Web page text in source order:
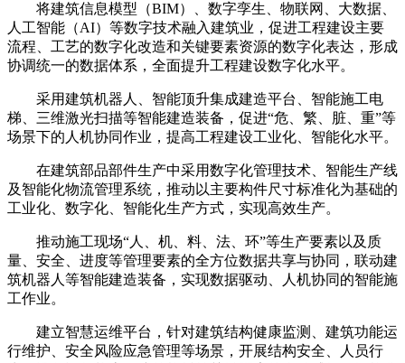
将建筑信息模型（BIM）、数字孪生、物联网、大数据、
人工智能（AI）等数字技术融入建筑业，促进工程建设主要
流程、工艺的数字化改造和关键要素资源的数字化表达，形成
协调统一的数据体系，全面提升工程建设数字化水平。
采用建筑机器人、智能顶升集成建造平台、智能施工电
梯、三维激光扫描等智能建造装备，促进“危、繁、脏、重”等
场景下的人机协同作业，提高工程建设工业化、智能化水平。
在建筑部品部件生产中采用数字化管理技术、智能生产线
及智能化物流管理系统，推动以主要构件尺寸标准化为基础的
工业化、数字化、智能化生产方式，实现高效生产。
推动施工现场“人、机、料、法、环”等生产要素以及质
量、安全、进度等管理要素的全方位数据共享与协同，联动建
筑机器人等智能建造装备，实现数据驱动、人机协同的智能施
工作业。
建立智慧运维平台，针对建筑结构健康监测、建筑功能运
行维护、安全风险应急管理等场景，开展结构安全、人员行